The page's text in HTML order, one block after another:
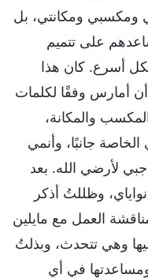
ومكسبي ومكانتي، بل
على تتميم
أسرع. كان هذا
أمارس وفقًا لكلمات
والمكانة،
جانبًا، وأنمي
لأرضي الله. بعد
وظللتُ أذكر
العمل مع مايلين
وهي تتحدث، وبذلتُ
في أي